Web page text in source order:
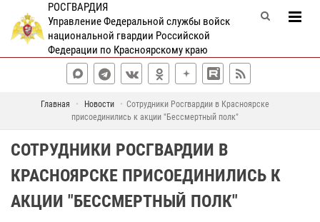
РОСГВАРДИЯ
Управление Федеральной службы войск
национальной гвардии Российской
Федерации по Красноярскому краю
Главная Новости
Сотрудники Росгвардии в Красноярске
присоединились к акции "Бессмертный полк"
СОТРУДНИКИ РОСГВАРДИИ В
КРАСНОЯРСКЕ ПРИСОЕДИНИЛИСЬ К
АКЦИИ "БЕССМЕРТНЫЙ ПОЛК"